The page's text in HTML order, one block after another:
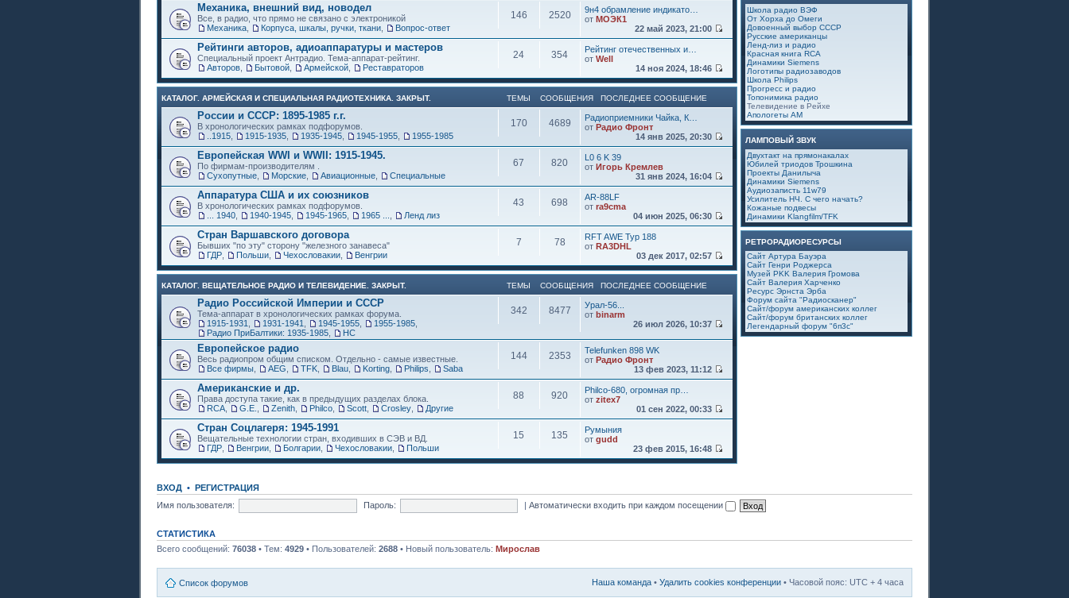
Механика, внешний вид, новодел
Все, в радио, что прямо не связано с электроникой
Механика
Корпуса, шкалы, ручки, ткани Вопрос-ответ
146 2520
9н4 обрамление индикато…
от МОЭК1
22 май 2023, 21:00
Рейтинги авторов, адиоаппаратуры и мастеров
Специальный проект Антрадио. Тема-аппарат-рейтинг.
Авторов
Бытовой Армейской Реставраторов
24 354
Рейтинг отечественных и…
от Well
14 ноя 2024, 18:46
КАТАЛОГ. АРМЕЙСКАЯ И СПЕЦИАЛЬНАЯ РАДИОТЕХНИКА. ЗАКРЫТ. ТЕМЫ СООБЩЕНИЯ ПОСЛЕДНЕЕ СООБЩЕНИЕ
России и СССР: 1895-1985 г.г.
В хронологических рамках подфорумов.
..1915
1915-1935 1935-1945 1945-1955 1955-1985
170 4689
Радиоприемники Чайка, К…
от Радио Фронт
14 янв 2025, 20:30
Европейская WWI и WWII: 1915-1945.
По фирмам-производителям .
Сухопутные
Морские Авиационные Специальные
67 820
L0 6 K 39
от Игорь Кремлев
31 янв 2024, 16:04
Аппаратура США и их союзников
В хронологических рамках подфорумов.
... 1940
1940-1945 1945-1965 1965 ... Ленд лиз
43 698
AR-88LF
от ra9cma
04 июн 2025, 06:30
Стран Варшавского договора
Бывших "по эту" сторону "железного занавеса"
ГДР
Польши Чехословакии Венгрии
7 78
RFT AWE Typ 188
от RA3DHL
03 дек 2017, 02:57
КАТАЛОГ. ВЕЩАТЕЛЬНОЕ РАДИО И ТЕЛЕВИДЕНИЕ. ЗАКРЫТ. ТЕМЫ СООБЩЕНИЯ ПОСЛЕДНЕЕ СООБЩЕНИЕ
Радио Российской Империи и СССР
Тема-аппарат в хронологических рамках форума.
1915-1931
1931-1941 1945-1955 1955-1985
Радио ПриБалтики: 1935-1985
НС
342 8477
Урал-56...
от binarm
26 июл 2026, 10:37
Европейское радио
Весь радиопром общим списком. Отдельно - самые известные.
Все фирмы
AEG TFK Blau Korting Philips Saba
144 2353
Telefunken 898 WK
от Радио Фронт
13 фев 2023, 11:12
Американские и др.
Права доступа такие, как в предыдущих разделах блока.
RCA
G.E. Zenith Philco Scott Crosley Другие
88 920
Philco-680, огромная пр…
от zitex7
01 сен 2022, 00:33
Стран Соцлагеря: 1945-1991
Вещательные технологии стран, входивших в СЭВ и ВД.
ГДР
Венгрии Болгарии Чехословакии Польши
15 135
Румыния
от gudd
23 фев 2015, 16:48
Школа радио ВЭФ
От Хорха до Омеги
Довоенный выбор СССР
Русские американцы
Ленд-лиз и радио
Красная книга RCA
Динамики Siemens
Логотипы радиозаводов
Школа Philips
Прогресс и радио
Топонимика радио
Телевидение в Рейхе
Апологеты АМ
ЛАМПОВЫЙ ЗВУК
Двухтакт на прямонакалах
Юбилей триодов Трошкина
Проекты Данилыча
Динамики Siemens
Аудиозаписть 11w79
Усилитель НЧ. С чего начать?
Кожаные подвесы
Динамики Klangfilm/TFK
РЕТРОРАДИОРЕСУРСЫ
Сайт Артура Бауэра
Сайт Генри Роджерса
Музей PKK Валерия Громова
Сайт Валерия Харченко
Ресурс Эрнста Эрба
Форум сайта "Радиосканер"
Сайт/форум американских коллег
Сайт/форум британских коллег
Легендарный форум "6п3с"
ВХОД • РЕГИСТРАЦИЯ
Имя пользователя:
Пароль: | Автоматически входить при каждом посещении
СТАТИСТИКА
Всего сообщений: 76038 • Тем: 4929 • Пользователей: 2688 • Новый пользователь: Мирослав
Список форумов Наша команда • Удалить cookies конференции • Часовой пояс: UTC + 4 часа